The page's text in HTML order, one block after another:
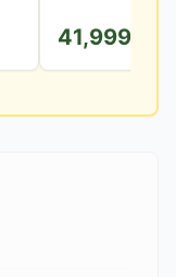
41,999